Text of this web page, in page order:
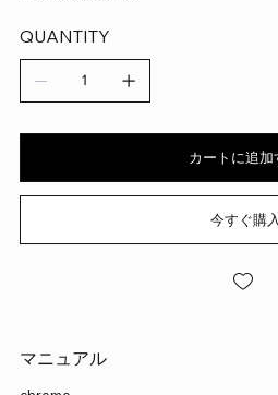
QUANTITY
カートに追加
今すぐ購入
マニュアル